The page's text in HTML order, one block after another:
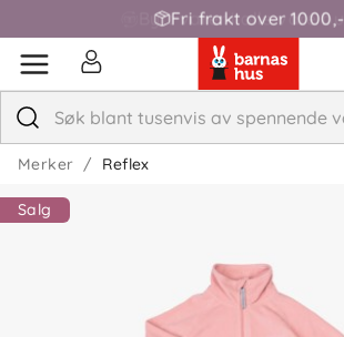
Fri frakt over 1000,-
Merker Reflex
Salg